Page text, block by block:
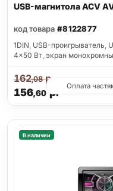
USB-магнитола ACV
код товара #8122877
1DIN, USB-проигрыватель,
4x50 Вт, экран
156,60р.
162,08р.
Оплата
В наличии